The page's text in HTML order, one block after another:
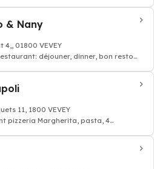
& Nany
4,, 01800 VEVEY
déjouner, dinner, bon resto
11, 1800 VEVEY
pizzeria Margherita, pasta, 4